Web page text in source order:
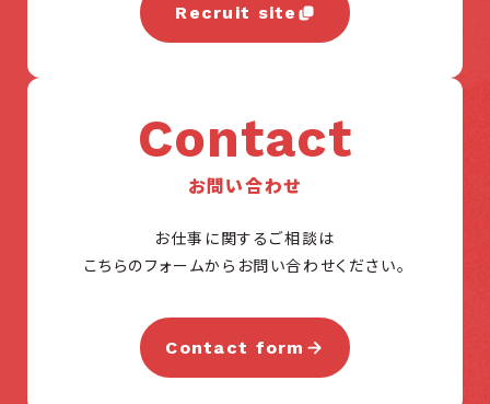
Recruit site
Contact
お問い合わせ
お仕事に関するご相談は
こちらのフォームからお問い合わせください。
Contact form